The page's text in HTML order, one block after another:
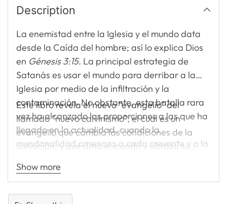
Description
La enemistad entre la Iglesia y el mundo data
desde la Caída del hombre; así lo explica Dios
en Génesis 3:15. La principal estrategia de
Satanás es usar el mundo para derribar a la
Iglesia por medio de la infiltración y la
contaminación. No obstante, esta batalla rara
vez ha alcanzado las proporciones a las que ha
llegado en la actualidad, cuando la
mundanalidad amenaza a cada creyente y a la
apariencia de sana doctrina, ahora nos
topamos con una transigencia fatal en un
aparente resurgimiento de lo mejor de la
Este libro revela el nuevo “evangelio” del
llamado “nuevo calvinismo”, el cual es un
evangelio que cambia las condiciones de la
salvación, y que ama el mundo y abraza su
propias palabras, los objetivos de los nuevos
Show more